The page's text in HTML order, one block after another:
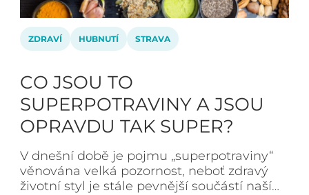
ZDRAVÍ HUBNUTÍ STRAVA
CO JSOU TO
SUPERPOTRAVINY A JSOU
OPRAVDU TAK SUPER?
V dnešní době je pojmu „superpotraviny“
věnována velká pozornost, neboť zdravý
životní styl je stále pevnější součástí naší…